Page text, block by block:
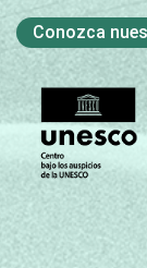
Conozca